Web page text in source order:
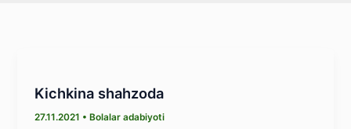
Kichkina shahzoda
27.11.2021 •Bolalar adabiyoti